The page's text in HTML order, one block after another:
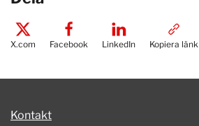
X.com Facebook LinkedIn Kopiera länk
Kontakt